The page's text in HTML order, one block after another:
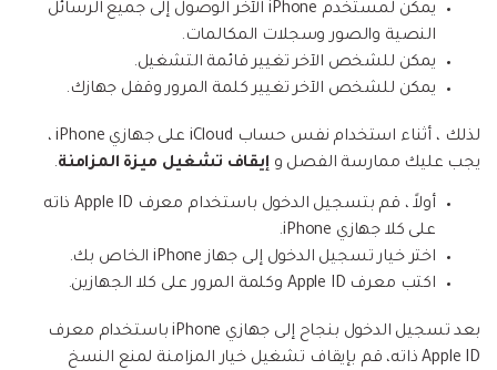
يمكن لمستخدم iPhone الآخر الوصول إلى جميع الرسائل
النصية والصور وسجلات المكالمات.
يمكن للشخص الآخر تغيير قائمة التشغيل.
يمكن للشخص الآخر تغيير كلمة المرور وقفل جهازك.
لذلك ، أثناء استخدام نفس حساب iCloud على جهازي iPhone ،
يجب عليك ممارسة الفصل و إيقاف تشغيل ميزة المزامنة.
أولاً ، قم بتسجيل الدخول باستخدام معرف Apple ID ذاته
على كلا جهازي iPhone.
اختر خيار تسجيل الدخول إلى جهاز iPhone الخاص بك.
اكتب معرف Apple ID وكلمة المرور على كلا الجهازين.
بعد تسجيل الدخول بنجاح إلى جهازي iPhone باستخدام معرف
Apple ID ذاته، قم بإيقاف تشغيل خيار المزامنة لمنع النسخ